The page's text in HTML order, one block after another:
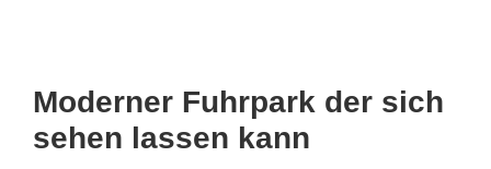
Moderner Fuhrpark der sich
sehen lassen kann